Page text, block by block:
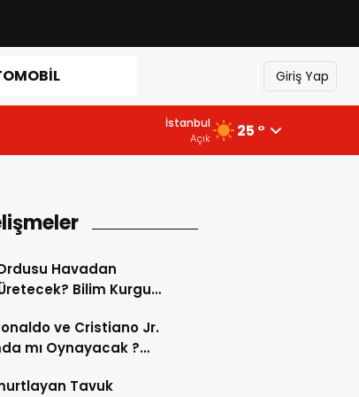
Giriş Yap
İstanbul
Açık 25 °
Havadan
Bilim Kurgu
ve Cristiano Jr.
mı Oynayacak ?
? Tavuk